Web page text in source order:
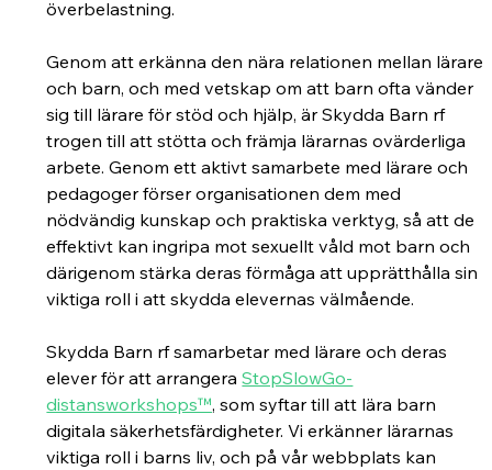
överbelastning.
Genom att erkänna den nära relationen mellan lärare
och barn, och med vetskap om att barn ofta vänder
sig till lärare för stöd och hjälp, är Skydda Barn rf
trogen till att stötta och främja lärarnas ovärderliga
arbete. Genom ett aktivt samarbete med lärare och
pedagoger förser organisationen dem med
nödvändig kunskap och praktiska verktyg, så att de
effektivt kan ingripa mot sexuellt våld mot barn och
därigenom stärka deras förmåga att upprätthålla sin
viktiga roll i att skydda elevernas välmående.
Skydda Barn rf samarbetar med lärare och deras
elever för att arrangera StopSlowGo-
distansworkshops™, som syftar till att lära barn
digitala säkerhetsfärdigheter. Vi erkänner lärarnas
viktiga roll i barns liv, och på vår webbplats kan